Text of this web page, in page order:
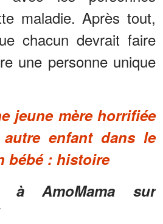
maladie. Après tout,
chacun devrait faire
une personne unique
jeune mère horrifiée
enfant dans le
bébé : histoire
à AmoMama sur